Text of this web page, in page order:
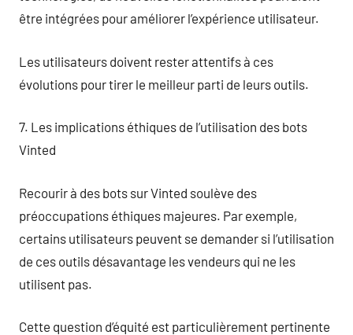
être intégrées pour améliorer l’expérience utilisateur.
Les utilisateurs doivent rester attentifs à ces
évolutions pour tirer le meilleur parti de leurs outils.
7. Les implications éthiques de l’utilisation des bots
Vinted
Recourir à des bots sur Vinted soulève des
préoccupations éthiques majeures. Par exemple,
certains utilisateurs peuvent se demander si l’utilisation
de ces outils désavantage les vendeurs qui ne les
utilisent pas.
Cette question d’équité est particulièrement pertinente